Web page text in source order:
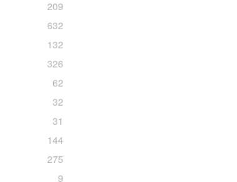
209
632
132
326
62
32
31
144
275
9